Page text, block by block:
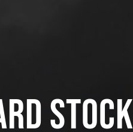
Stock